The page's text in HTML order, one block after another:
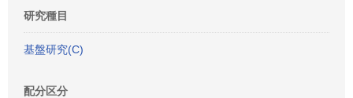
研究種目
基盤研究(C)
配分区分